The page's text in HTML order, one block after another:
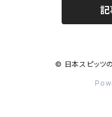
記
© 日本スピッツ